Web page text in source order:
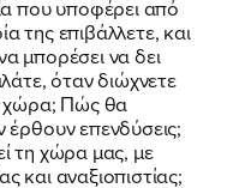
που υποφέρει από
της επιβάλλετε, και
μπορέσει να δει
όταν διώχνετε
χώρα; Πώς θα
έρθουν επενδύσεις;
τη χώρα μας, με
και αναξιοπιστίας;